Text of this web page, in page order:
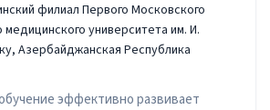
филиал Первого Московского
медицинского университета им. И.
Азербайджанская Республика
эффективно развивает